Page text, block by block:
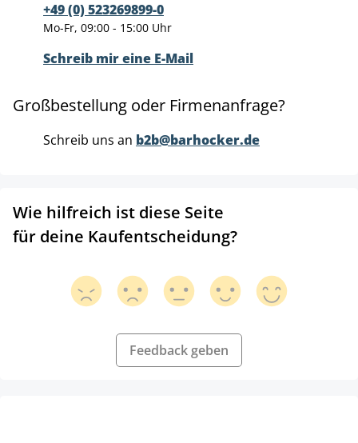
+49 (0) 523269899-0
Mo-Fr, 09:00 - 15:00 Uhr
Schreib mir eine E-Mail
Großbestellung oder Firmenanfrage?
Schreib uns an b2b@barhocker.de
Wie hilfreich ist diese Seite
für deine Kaufentscheidung?
Feedback geben